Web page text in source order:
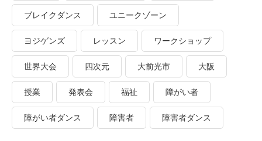
ブレイクダンス ユニークゾーン
ヨジゲンズ レッスン ワークショップ
世界大会 四次元 大前光市 大阪
授業 発表会 福祉 障がい者
障がい者ダンス 障害者 障害者ダンス